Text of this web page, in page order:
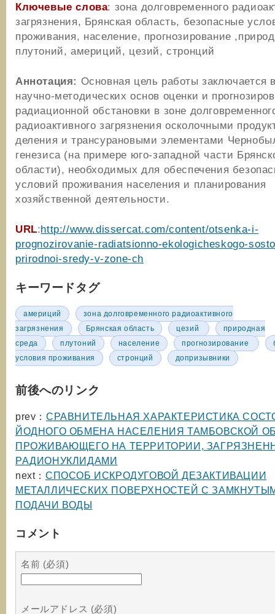
Ключевые слова: зона долговременного
загрязнения, Брянская область, безопасные
проживания, население, прогнозирование
плутоний, америций, цезий, стронций
Аннотация: Основная цель работы заключается
научно-методических основ оценки и
радиационной обстановки в зоне
радиоактивного загрязнения осколочными
деления и трансурановыми элементами
генезиса (на примере юго-западной части
области), необходимых для обеспечения
условий проживания населения и планирования
хозяйственной деятельности.
URL:http://www.dissercat.com/content/otsenka-i-
prognozirovanie-radiatsionno-ekologicheskogo-
prirodnoi-sredy-v-zone-ch
キーワードタグ
америций
зона долговременного радиоактивного
загрязнения
Брянская область цезий
природная
среда
плутоний население прогнозирование
условия проживания
стронций допризывники
前後へのリンク
prev： СРАВНИТЕЛЬНАЯ ХАРАКТЕРИСТИКА
ЙОДНОГО ОБМЕНА НАСЕЛЕНИЯ ТАМБОВСКОЙ
ПРОЖИВАЮЩЕГО НА ТЕРРИТОРИИ,
РАДИОНУКЛИДАМИ
next： СПОСОБ ИСКРОДУГОВОЙ ДЕЗАКТИВАЦИИ
МЕТАЛЛИЧЕСКИХ ПОВЕРХНОСТЕЙ С
ПОДАЧИ ВОДЫ
コメント
名前 (必須)
メールアドレス (必須)